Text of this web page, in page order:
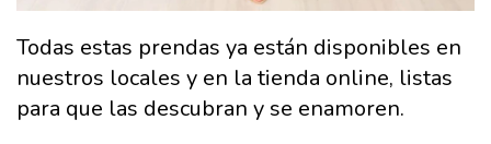
Todas estas prendas ya están disponibles en
nuestros locales y en la tienda online, listas
para que las descubran y se enamoren.